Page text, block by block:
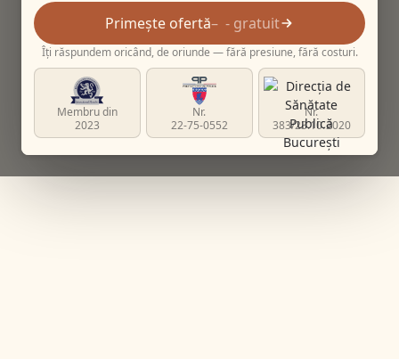
Primește ofertă - gratuit
Îți răspundem oricând, de oriunde — fără presiune, fără costuri.
Membru din
2023
Nr.
22-75-0552
Nr.
383/23.10.2020